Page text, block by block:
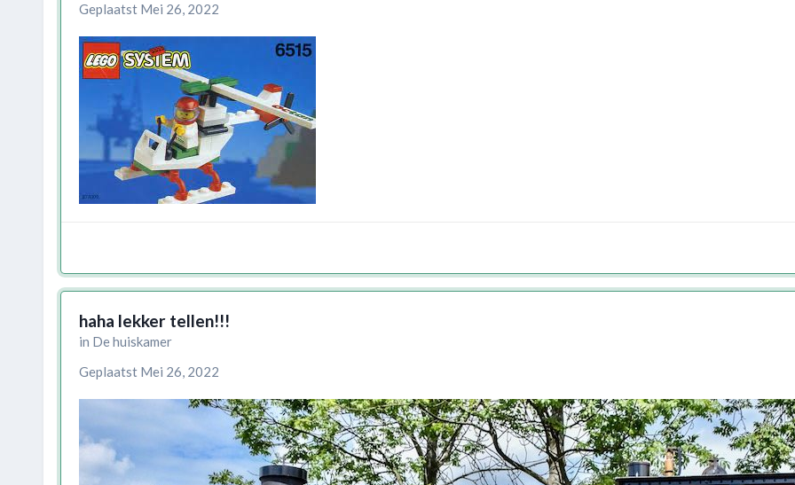
Geplaatst Mei 26, 2022
haha lekker tellen!!!
in De huiskamer
Geplaatst Mei 26, 2022